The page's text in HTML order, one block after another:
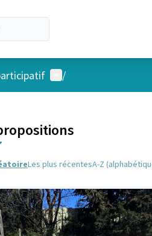
Menu utilisateur
/
Les plus récentesA-Z